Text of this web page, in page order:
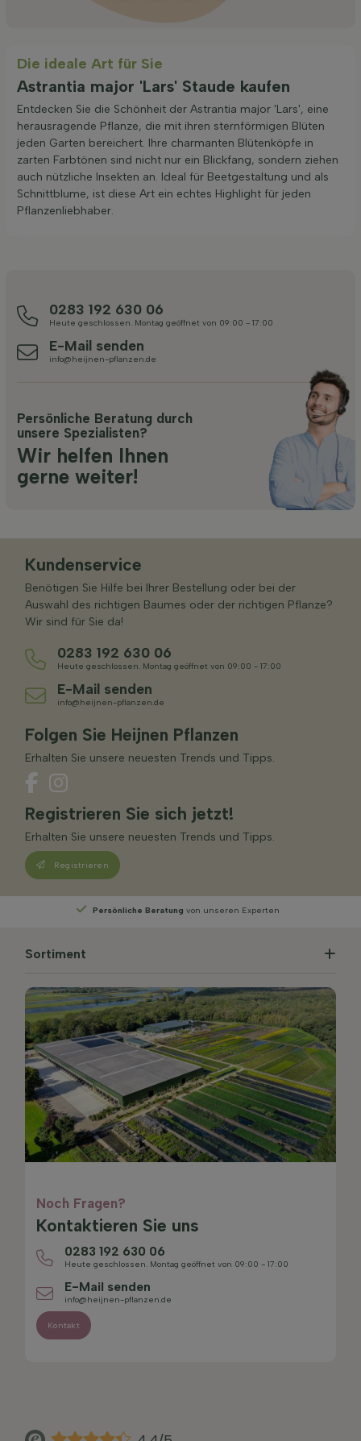
Die ideale Art für Sie
Astrantia major 'Lars' Staude kaufen
Entdecken Sie die Schönheit der Astrantia major 'Lars', eine
herausragende Pflanze, die mit ihren sternförmigen Blüten
jeden Garten bereichert. Ihre charmanten Blütenköpfe in
zarten Farbtönen sind nicht nur ein Blickfang, sondern ziehen
auch nützliche Insekten an. Ideal für Beetgestaltung und als
Schnittblume, ist diese Art ein echtes Highlight für jeden
Pflanzenliebhaber.
0283 192 630 06
Heute geschlossen. Montag geöffnet von 09:00 - 17:00
E-Mail senden
info@heijnen-pflanzen.de
Persönliche Beratung durch
unsere Spezialisten?
Wir helfen Ihnen
gerne weiter!
Kundenservice
Benötigen Sie Hilfe bei Ihrer Bestellung oder bei der
Auswahl des richtigen Baumes oder der richtigen Pflanze?
Wir sind für Sie da!
0283 192 630 06
Heute geschlossen. Montag geöffnet von 09:00 - 17:00
E-Mail senden
info@heijnen-pflanzen.de
Folgen Sie Heijnen Pflanzen
Erhalten Sie unsere neuesten Trends und Tipps.
Registrieren Sie sich jetzt!
Erhalten Sie unsere neuesten Trends und Tipps.
Registrieren
WählenSie Ihre Lieferwoche
Sortiment
Noch Fragen?
Kontaktieren Sie uns
0283 192 630 06
Heute geschlossen. Montag geöffnet von 09:00 - 17:00
E-Mail senden
info@heijnen-pflanzen.de
Kontakt